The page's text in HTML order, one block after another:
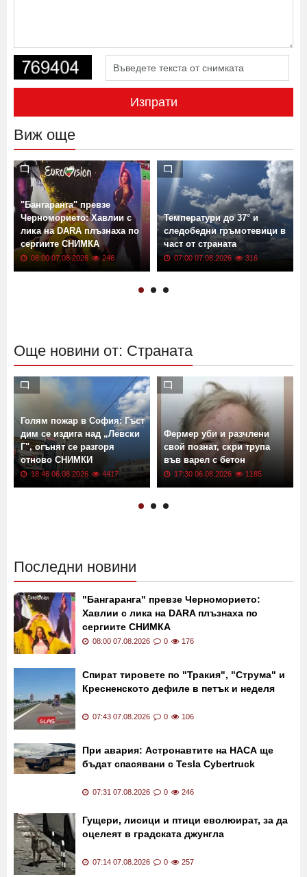
Изпрати
Виж още
"Бангаранга" превзе
Черноморието: Хавлии с
лика на DARA плъзнаха по
сергиите СНИМКА
08:00 07.08.2026 246
Температури до 37° и
следобедни гръмотевици в
част от страната
07:00 07.08.2026 316
Още новини от: Страната
Голям пожар в София: Гъст
дим се издига над „Левски
Г", огънят се разгоря
отново СНИМКИ
18:46 06.08.2026 4417
Фермер уби и разчлени
свой познат, скри трупа
във варел с бетон
17:30 06.08.2026 1185
Последни новини
"Бангаранга" превзе Черноморието:
Хавлии с лика на DARA плъзнаха по
сергиите СНИМКА
08:00 07.08.2026 0 176
Спират тировете по "Тракия", "Струма" и
Кресненското дефиле в петък и неделя
07:43 07.08.2026 0 106
При авария: Астронавтите на НАСА ще
бъдат спасявани с Tesla Cybertruck
07:31 07.08.2026 0 246
Гущери, лисици и птици еволюират, за да
оцелеят в градската джунгла
07:14 07.08.2026 0 257